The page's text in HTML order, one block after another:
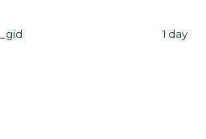
_gid 1 day